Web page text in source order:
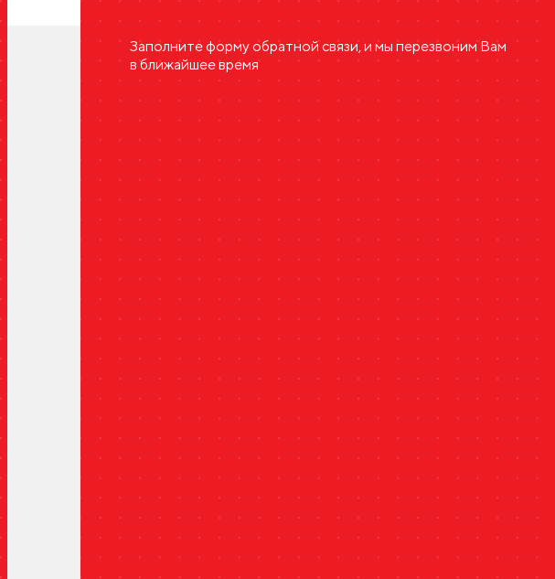
Заполните форму обратной связи, и мы перезвоним Вам
в ближайшее время